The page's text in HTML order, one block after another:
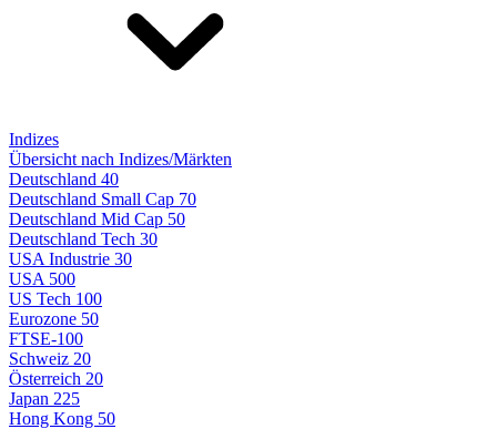
Indizes
Übersicht nach Indizes/Märkten
Deutschland 40
Deutschland Small Cap 70
Deutschland Mid Cap 50
Deutschland Tech 30
USA Industrie 30
USA 500
US Tech 100
Eurozone 50
FTSE-100
Schweiz 20
Österreich 20
Japan 225
Hong Kong 50